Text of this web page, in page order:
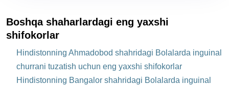
Boshqa shaharlardagi eng yaxshi
shifokorlar
Hindistonning Ahmadobod shahridagi Bolalarda inguinal
churrani tuzatish uchun eng yaxshi shifokorlar
Hindistonning Bangalor shahridagi Bolalarda inguinal